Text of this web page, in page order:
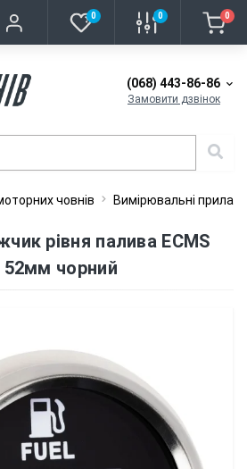
0 0 0
(068) 443-86-86
Замовити дзвінок
човнів Вимірювальні
рівня палива ECMS
52мм чорний